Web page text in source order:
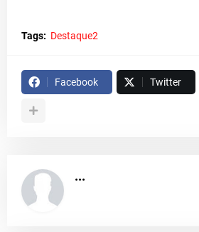
Tags: Destaque2
Facebook Twitter
...